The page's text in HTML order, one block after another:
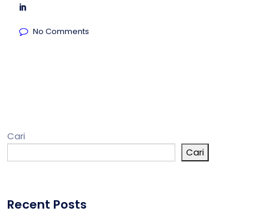
No Comments
Cari
Cari
Recent Posts